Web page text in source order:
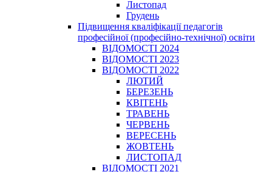
Листопад
Грудень
Підвищення кваліфікації педагогів
професійної (професійно-технічної) освіти
ВІДОМОСТІ 2024
ВІДОМОСТІ 2023
ВІДОМОСТІ 2022
ЛЮТИЙ
БЕРЕЗЕНЬ
КВІТЕНЬ
ТРАВЕНЬ
ЧЕРВЕНЬ
ВЕРЕСЕНЬ
ЖОВТЕНЬ
ЛИСТОПАД
ВІДОМОСТІ 2021